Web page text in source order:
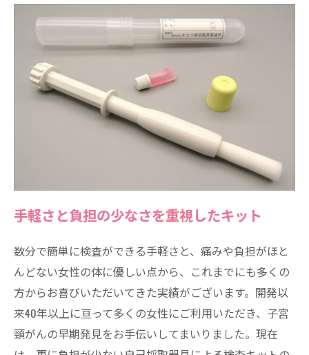
手軽さと負担の少なさを重視したキット
数分で簡単に検査ができる手軽さと、痛みや負担がほと
んどない女性の体に優しい点から、これまでにも多くの
方からお喜びいただいてきた実績がございます。開発以
来40年以上に亘って多くの女性にご利用いただき、子宮
頸がんの早期発見をお手伝いしてまいりました。現在